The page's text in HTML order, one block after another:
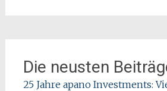
Die neusten
25 Jahre apano Investments: